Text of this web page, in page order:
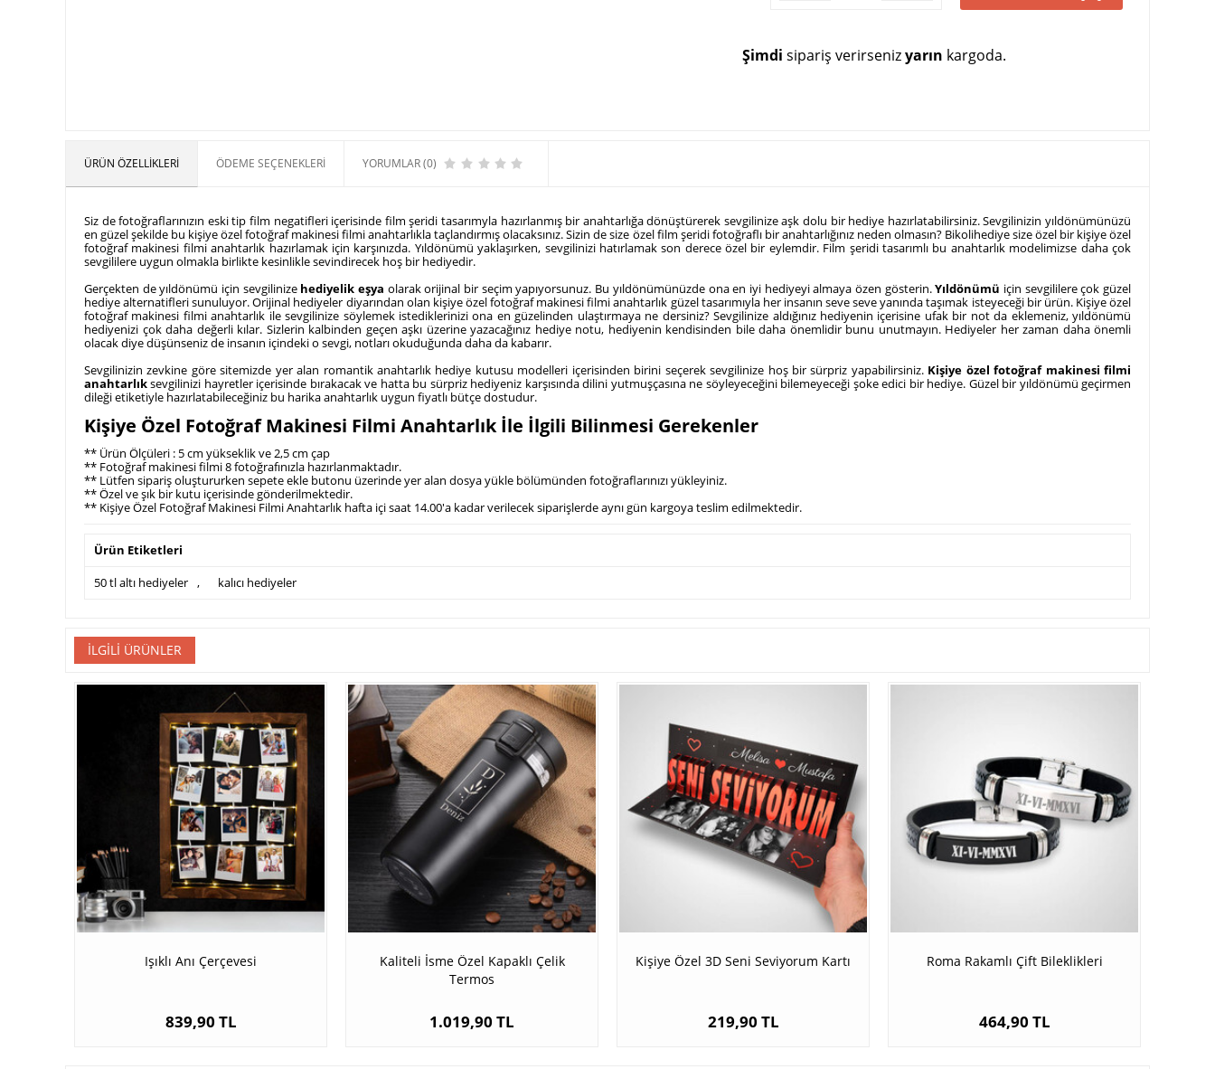
Şimdi sipariş verirsenizyarın kargoda.
ÜRÜN ÖZELLIKLERI ÖDEME SEÇENEKLERI YORUMLAR (0)
Siz de fotoğraflarınızın eski tip film negatifleri içerisinde film şeridi tasarımyla hazırlanmış bir anahtarlığa dönüştürerek sevgilinize aşk dolu bir hediye hazırlatabilirsiniz. Sevgilinizin yıldönümünüzü
en güzel şekilde bu kişiye özel fotoğraf makinesi filmi anahtarlıkla taçlandırmış olacaksınız. Sizin de size özel film şeridi fotoğraflı bir anahtarlığınız neden olmasın? Bikolihediye size özel bir kişiye özel
fotoğraf makinesi filmi anahtarlık hazırlamak için karşınızda. Yıldönümü yaklaşırken, sevgilinizi hatırlamak son derece özel bir eylemdir. Film şeridi tasarımlı bu anahtarlık modelimizse daha çok
sevgililere uygun olmakla birlikte kesinlikle sevindirecek hoş bir hediyedir.
Gerçekten de yıldönümü için sevgilinize hediyelik eşya olarak orijinal bir seçim yapıyorsunuz. Bu yıldönümünüzde ona en iyi hediyeyi almaya özen gösterin.Yıldönümü için sevgililere çok güzel
hediye alternatifleri sunuluyor. Orijinal hediyeler diyarından olan kişiye özel fotoğraf makinesi filmi anahtarlık güzel tasarımıyla her insanın seve seve yanında taşımak isteyeceği bir ürün. Kişiye özel
fotoğraf makinesi filmi anahtarlık ile sevgilinize söylemek istediklerinizi ona en güzelinden ulaştırmaya ne dersiniz? Sevgilinize aldığınız hediyenin içerisine ufak bir not da eklemeniz, yıldönümü
hediyenizi çok daha değerli kılar. Sizlerin kalbinden geçen aşkı üzerine yazacağınız hediye notu, hediyenin kendisinden bile daha önemlidir bunu unutmayın. Hediyeler her zaman daha önemli
olacak diye düşünseniz de insanın içindeki o sevgi, notları okuduğunda daha da kabarır.
Sevgilinizin zevkine göre sitemizde yer alan romantik anahtarlık hediye kutusu modelleri içerisinden birini seçerek sevgilinize hoş bir sürpriz yapabilirsiniz. Kişiye özel fotoğraf makinesi filmi
anahtarlıksevgilinizi hayretler içerisinde bırakacak ve hatta bu sürpriz hediyeniz karşısında dilini yutmuşçasına ne söyleyeceğini bilemeyeceği şoke edici bir hediye. Güzel bir yıldönümü geçirmen
dileği etiketiyle hazırlatabileceğiniz bu harika anahtarlık uygun fiyatlı bütçe dostudur.
Kişiye Özel Fotoğraf Makinesi Filmi Anahtarlık İle İlgili Bilinmesi Gerekenler
** Ürün Ölçüleri : 5 cm yükseklik ve 2,5 cm çap
** Fotoğraf makinesi filmi 8 fotoğrafınızla hazırlanmaktadır.
** Lütfen sipariş oluştururken sepete ekle butonu üzerinde yer alan dosya yükle bölümünden fotoğraflarınızı yükleyiniz.
** Özel ve şık bir kutu içerisinde gönderilmektedir.
** Kişiye Özel Fotoğraf Makinesi Filmi Anahtarlık hafta içi saat 14.00'a kadar verilecek siparişlerde aynı gün kargoya teslim edilmektedir.
Ürün Etiketleri
50 tl altı hediyeler , kalıcı hediyeler
İLGILI ÜRÜNLER
Işıklı Anı Çerçevesi
839,90 TL
Kaliteli İsme Özel Kapaklı Çelik
Termos
1.019,90 TL
Kişiye Özel 3D Seni Seviyorum Kartı
219,90 TL
Roma Rakamlı Çift Bileklikleri
464,90 TL